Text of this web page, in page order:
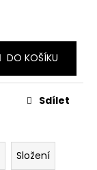
DO KOŠÍKU
Sdílet
Složení